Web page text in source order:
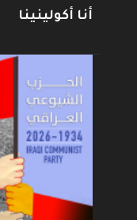
أنا أكولينينا